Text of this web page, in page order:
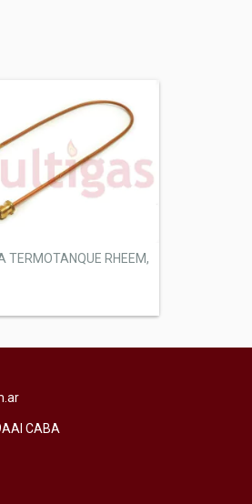
TERMOTANQUE RHEEM,
CABA